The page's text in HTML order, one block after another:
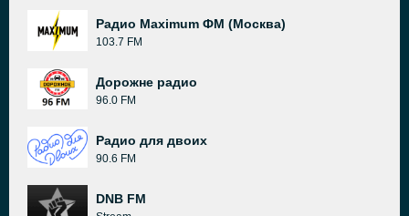
Радио Maximum ФМ (Москва)
103.7 FM
Дорожне радио
96.0 FM
Радио для двоих
90.6 FM
DNB FM